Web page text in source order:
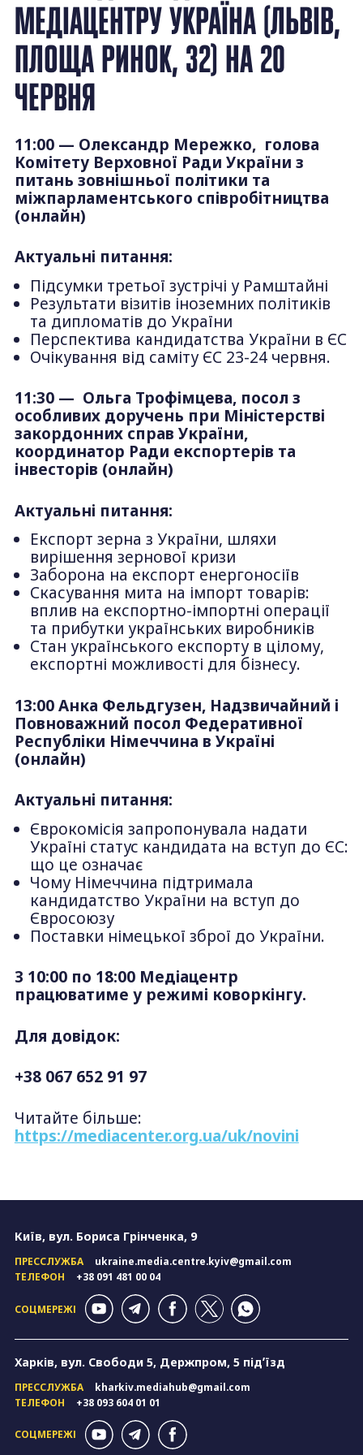
МЕДІАЦЕНТРУ УКРАЇНА (ЛЬВІВ,
ПЛОЩА РИНОК, 32) НА 20
ЧЕРВНЯ
11:00 — Олександр Мережко, голова
Комітету Верховної Ради України з
питань зовнішньої політики та
міжпарламентського співробітництва
(онлайн)
Актуальні питання:
Підсумки третьої зустрічі у Рамштайні
Результати візитів іноземних політиків
та дипломатів до України
Перспектива кандидатства України в ЄС
Очікування від саміту ЄС 23-24 червня.
11:30 — Ольга Трофімцева, посол з
особливих доручень при Міністерстві
закордонних справ України,
координатор Ради експортерів та
інвесторів (онлайн)
Актуальні питання:
Експорт зерна з України, шляхи
вирішення зернової кризи
Заборона на експорт енергоносіїв
Скасування мита на імпорт товарів:
вплив на експортно-імпортні операції
та прибутки українських виробників
Стан українського експорту в цілому,
експортні можливості для бізнесу.
13:00 Анка Фельдгузен, Надзвичайний і
Повноважний посол Федеративної
Республіки Німеччина в Україні
(онлайн)
Актуальні питання:
Єврокомісія запропонувала надати
Україні статус кандидата на вступ до ЄС:
що це означає
Чому Німеччина підтримала
кандидатство України на вступ до
Євросоюзу
Поставки німецької зброї до України.
З 10:00 по 18:00 Медіацентр
працюватиме у режимі коворкінгу.
Для довідок:
+38 067 652 91 97
Читайте більше:
https://mediacenter.org.ua/uk/novini
Київ, вул. Бориса Грінченка, 9
ПРЕССЛУЖБА
ukraine.media.centre.kyiv@gmail.com
ТЕЛЕФОН
+38 091 481 00 04
СОЦМЕРЕЖІ
Харків, вул. Свободи 5, Держпром, 5 підʼїзд
ПРЕССЛУЖБА
kharkiv.mediahub@gmail.com
ТЕЛЕФОН
+38 093 604 01 01
СОЦМЕРЕЖІ